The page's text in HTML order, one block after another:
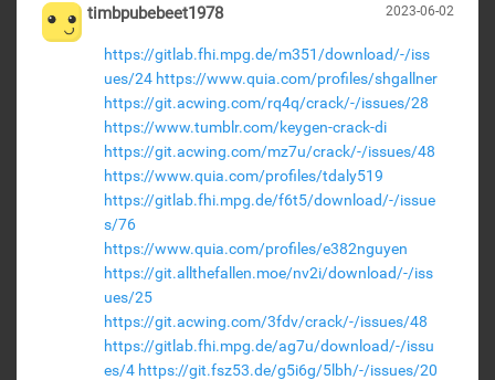
2023-06-02
timbpubebeet1978
https://gitlab.fhi.mpg.de/m351/download/-/iss
ues/24 https://www.quia.com/profiles/shgallner
https://git.acwing.com/rq4q/crack/-/issues/28
https://www.tumblr.com/keygen-crack-di
https://git.acwing.com/mz7u/crack/-/issues/48
https://www.quia.com/profiles/tdaly519
https://gitlab.fhi.mpg.de/f6t5/download/-/issue
s/76
https://www.quia.com/profiles/e382nguyen
https://git.allthefallen.moe/nv2i/download/-/iss
ues/25
https://git.acwing.com/3fdv/crack/-/issues/48
https://gitlab.fhi.mpg.de/ag7u/download/-/issu
es/4 https://git.fsz53.de/g5i6g/5lbh/-/issues/20